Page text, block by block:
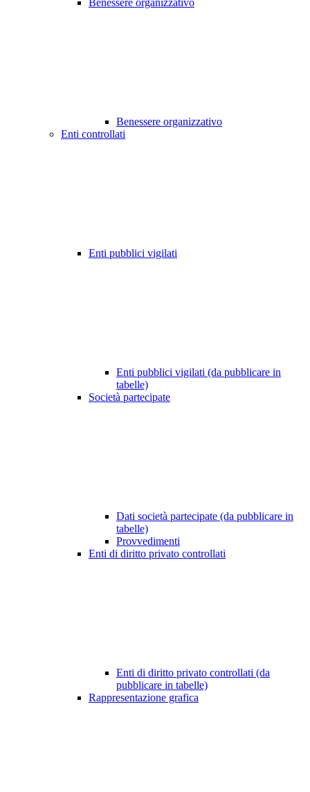
Benessere organizzativo
Benessere organizzativo
Enti controllati
Enti pubblici vigilati
Enti pubblici vigilati (da pubblicare in
tabelle)
Società partecipate
Dati società partecipate (da pubblicare in
tabelle)
Provvedimenti
Enti di diritto privato controllati
Enti di diritto privato controllati (da
pubblicare in tabelle)
Rappresentazione grafica